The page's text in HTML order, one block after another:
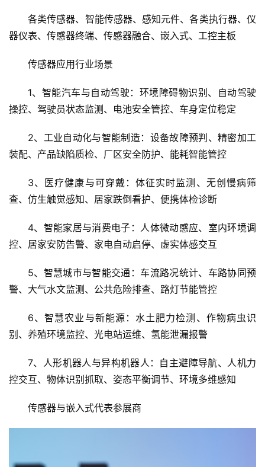
器、空气质量传感器、超声波距离传感器
器仪表、传感器终端、传感器融合、嵌入式、工控主板
1、智能汽车与自动驾驶：环境障碍物识别、自动驾驶
2、工业自动化与智能制造：设备故障预判、精密加工
3、医疗健康与可穿戴：体征实时监测、无创慢病筛
4、智能家居与消费电子：人体微动感应、室内环境调
5、智慧城市与智能交通：车流路况统计、车路协同预
6、智慧农业与新能源：水土肥力检测、作物病虫识